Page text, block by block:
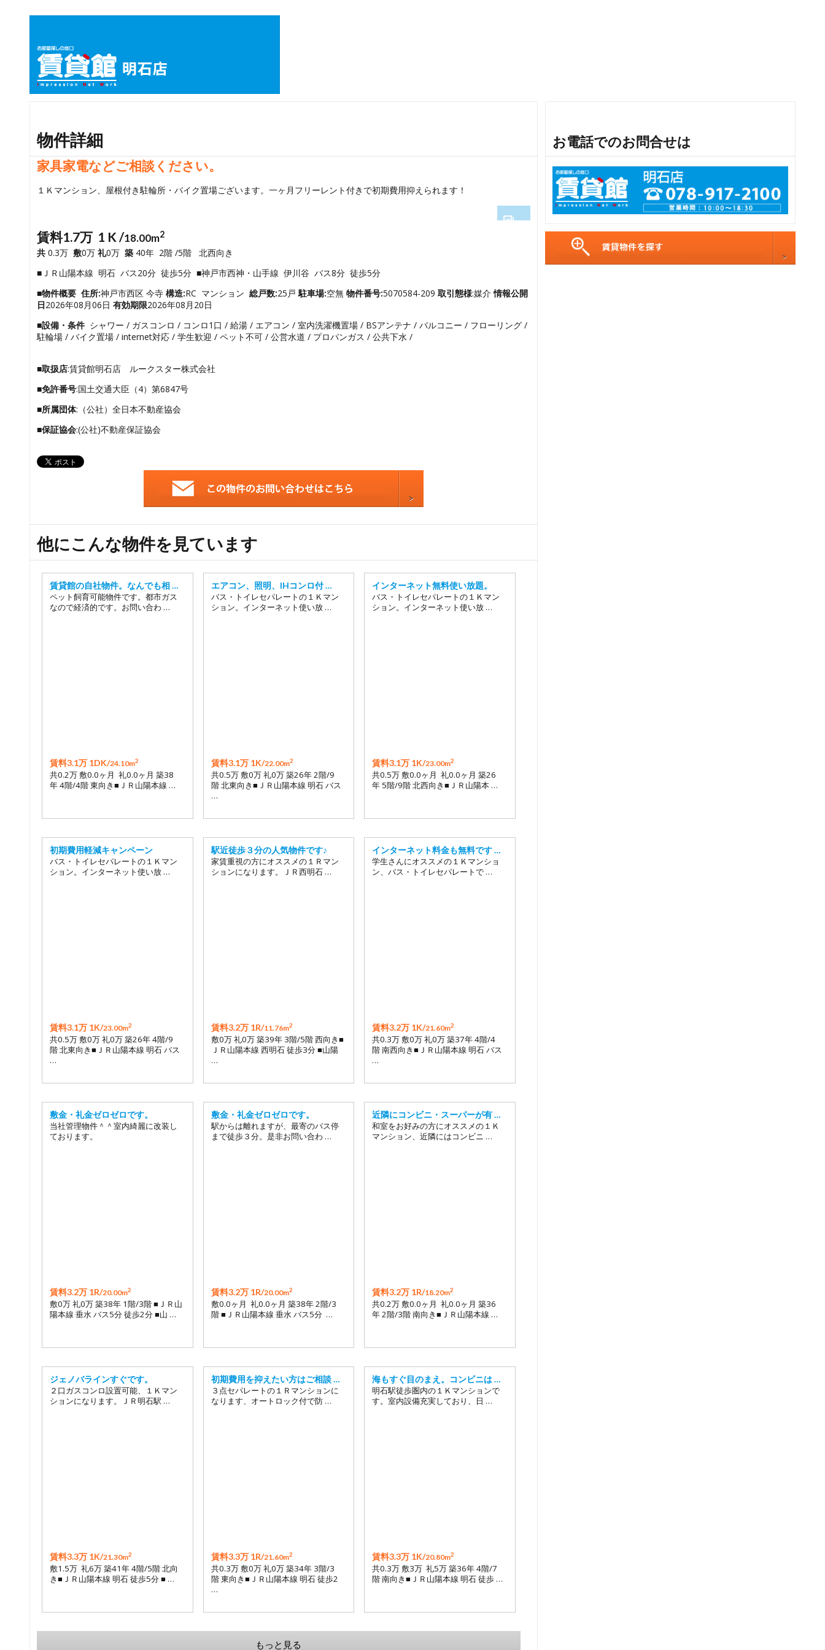
物件詳細
家具家電などご相談ください。
１Ｋマンション、屋根付き駐輪所・バイク置場ございます。一ヶ月フリーレント付きで初期費用抑えられます！
4
6
16
18
19
賃料1.7万 1 K /18.00m2
共 0.3万 敷0万 礼0万 築 40年 2階 /5階 北西向き
■ＪＲ山陽本線 明石 バス20分 徒歩5分 ■神戸市西神・山手線 伊川谷 バス8分 徒歩5分
■物件概要 住所:神戸市西区 今寺 構造:RC マンション 総戸数:25戸 駐車場:空無 物件番号:5070584-209 取引態様:媒介情報公開
日2026年08月06日 有効期限2026年08月20日
■設備・条件 シャワー / ガスコンロ / コンロ1口 / 給湯 / エアコン / 室内洗濯機置場 / BSアンテナ / バルコニー / フローリング /
駐輪場 / バイク置場 / internet対応 / 学生歓迎 / ペット不可 / 公営水道 / プロパンガス / 公共下水 /
■取扱店:賃貸館明石店 ルークスター株式会社
■免許番号:国土交通大臣（4）第6847号
■所属団体:（公社）全日本不動産協会
■保証協会:(公社)不動産保証協会
他にこんな物件を見ています
賃貸館の自社物件。なんでも相 …
ペット飼育可能物件です。都市ガス
なので経済的です。お問い合わ …
賃料3.1万 1DK/24.10m2
共0.2万 敷0.0ヶ月 礼0.0ヶ月 築38
年 4階/4階 東向き■ＪＲ山陽本線 …
エアコン、照明、IHコンロ付 …
バス・トイレセパレートの１Ｋマン
ション。インターネット使い放 …
賃料3.1万 1K/22.00m2
共0.5万 敷0万 礼0万 築26年 2階/9
階 北東向き■ＪＲ山陽本線 明石 バス
…
インターネット無料使い放題。
バス・トイレセパレートの１Ｋマン
ション。インターネット使い放 …
賃料3.1万 1K/23.00m2
共0.5万 敷0.0ヶ月 礼0.0ヶ月 築26
年 5階/9階 北西向き■ＪＲ山陽本 …
初期費用軽減キャンペーン
バス・トイレセパレートの１Ｋマン
ション。インターネット使い放 …
賃料3.1万 1K/23.00m2
共0.5万 敷0万 礼0万 築26年 4階/9
階 北東向き■ＪＲ山陽本線 明石 バス
…
駅近徒歩３分の人気物件です♪
家賃重視の方にオススメの１Ｒマン
ションになります。ＪＲ西明石 …
賃料3.2万 1R/11.76m2
敷0万 礼0万 築39年 3階/5階 西向き■
ＪＲ山陽本線 西明石 徒歩3分 ■山陽
…
インターネット料金も無料です …
学生さんにオススメの１Ｋマンショ
ン、バス・トイレセパレートで …
賃料3.2万 1K/21.60m2
共0.3万 敷0万 礼0万 築37年 4階/4
階 南西向き■ＪＲ山陽本線 明石 バス
…
敷金・礼金ゼロゼロです。
当社管理物件＾＾室内綺麗に改装し
ております。
賃料3.2万 1R/20.00m2
敷0万 礼0万 築38年 1階/3階 ■ＪＲ山
陽本線 垂水 バス5分 徒歩2分 ■山 …
敷金・礼金ゼロゼロです。
駅からは離れますが、最寄のバス停
まで徒歩３分。是非お問い合わ …
賃料3.2万 1R/20.00m2
敷0.0ヶ月 礼0.0ヶ月 築38年 2階/3
階 ■ＪＲ山陽本線 垂水 バス5分 …
近隣にコンビニ・スーパーが有 …
和室をお好みの方にオススメの１Ｋ
マンション、近隣にはコンビニ …
賃料3.2万 1R/18.20m2
共0.2万 敷0.0ヶ月 礼0.0ヶ月 築36
年 2階/3階 南向き■ＪＲ山陽本線 …
ジェノバラインすぐです。
２口ガスコンロ設置可能、１Ｋマン
ションになります。ＪＲ明石駅 …
賃料3.3万 1K/21.30m2
敷1.5万 礼6万 築41年 4階/5階 北向
き■ＪＲ山陽本線 明石 徒歩5分 ■ …
初期費用を抑えたい方はご相談 …
３点セパレートの１Ｒマンションに
なります、オートロック付で防 …
賃料3.3万 1R/21.60m2
共0.3万 敷0万 礼0万 築34年 3階/3
階 東向き■ＪＲ山陽本線 明石 徒歩2
…
海もすぐ目のまえ。コンビニは …
明石駅徒歩圏内の１Ｋマンションで
す。室内設備充実しており、日 …
賃料3.3万 1K/20.80m2
共0.3万 敷3万 礼5万 築36年 4階/7
階 南向き■ＪＲ山陽本線 明石 徒歩 …
もっと見る
お電話でのお問合せは